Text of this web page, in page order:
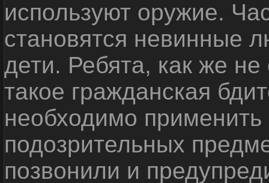
используют оружие.
становятся невинные
дети. Ребята, как же не
такое гражданская
необходимо
подозрительных
позвонили и